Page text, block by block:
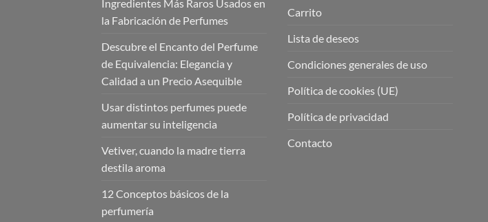
Ingredientes Más Raros Usados en
la Fabricación de Perfumes
Descubre el Encanto del Perfume
de Equivalencia: Elegancia y
Calidad a un Precio Asequible
Usar distintos perfumes puede
aumentar su inteligencia
Vetiver, cuando la madre tierra
destila aroma
12 Conceptos básicos de la
perfumería
Carrito
Lista de deseos
Condiciones generales de uso
Política de cookies (UE)
Política de privacidad
Contacto